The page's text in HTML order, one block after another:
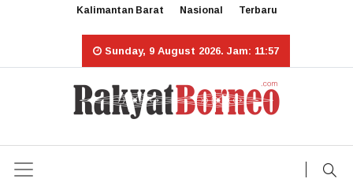
Kalimantan Barat Nasional Terbaru
Sunday, 9 August 2026. Jam: 11:57